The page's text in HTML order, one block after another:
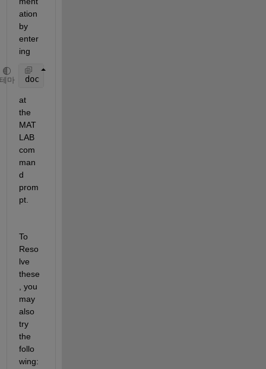
ation
by
enter
ing
테마 doc
at
the
MAT
LAB
com
man
d
prom
pt.
To
Reso
lve
these
, you
may
also
try
the
follo
wing: